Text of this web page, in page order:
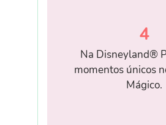
4
Na Disneyland®
momentos únicos
Mágico.